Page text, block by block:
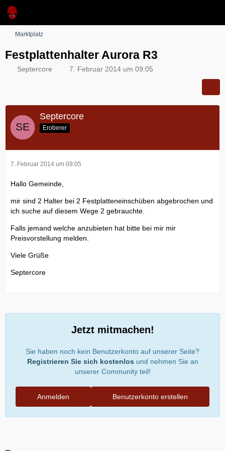
Marktplatz
Festplattenhalter Aurora R3
Septercore 7. Februar 2014 um 09:05
Septercore
Eroberer
7. Februar 2014 um 09:05
Hallo Gemeinde,
mir sind 2 Halter bei 2 Festplatteneinschüben abgebrochen und
ich suche auf diesem Wege 2 gebrauchte.
Falls jemand welche anzubieten hat bitte bei mir mir
Preisvorstellung melden.
Viele Grüße
Septercore
Jetzt mitmachen!
Sie haben noch kein Benutzerkonto auf unserer Seite?
Registrieren Sie sich kostenlos und nehmen Sie an
unserer Community teil!
Benutzerkonto erstellen
Anmelden